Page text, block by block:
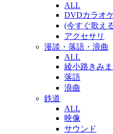
ALL
DVDカラオ
(今すぐ歌え
アクセサリ
漫談・落語・浪曲
ALL
綾小路きみ
落語
浪曲
鉄道
ALL
映像
サウンド